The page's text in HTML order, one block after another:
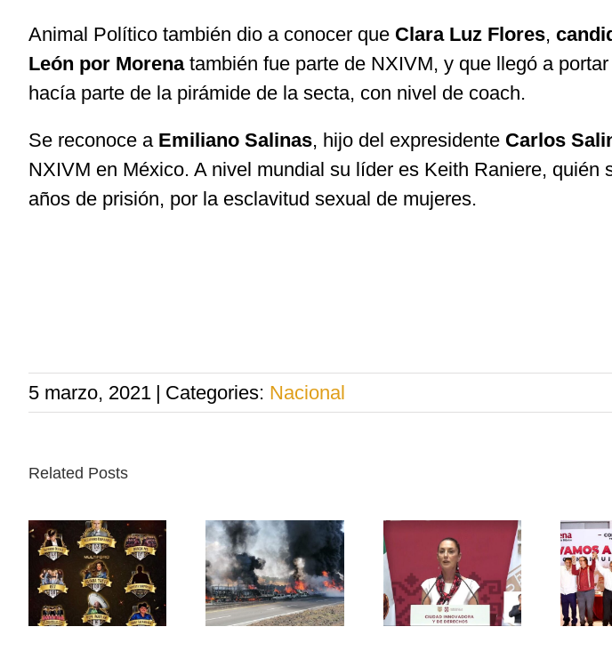
Animal Político también dio a conocer que Clara Luz Flores,
León por Morenatambién fue parte de NXIVM, y que llegó a
hacía parte de la pirámide de la secta, con nivel de coach.
Se reconoce a Emiliano Salinas, hijo del expresidente Carlos
NXIVM en México. A nivel mundial su líder es Keith Raniere, quién
años de prisión, por la esclavitud sexual de mujeres.
5 marzo, 2021 | Categories: Nacional
Related Posts